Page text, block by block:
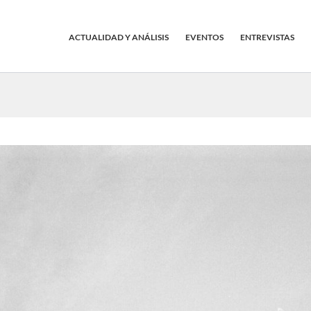
ACTUALIDAD Y ANÁLISIS EVENTOS ENTREVISTAS